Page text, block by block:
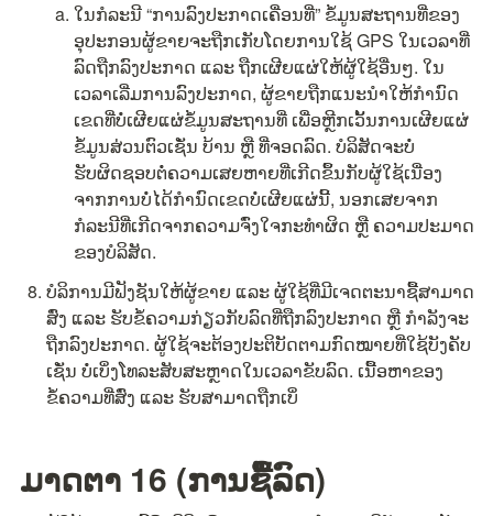
ໃນກໍລະນີ “ການລົງປະກາດເຄື່ອນທີ່” ຂໍ້ມູນສະຖານທີ່ຂອງ
ອຸປະກອນຜູ້ຂາຍຈະຖືກເກັບໂດຍການໃຊ້ GPS ໃນເວລາທີ່
ລົດຖືກລົງປະກາດ ແລະ ຖືກເຜີຍແຜ່ໃຫ້ຜູ້ໃຊ້ອື່ນໆ. ໃນ
ເວລາເລີ່ມການລົງປະກາດ, ຜູ້ຂາຍຖືກແນະນຳໃຫ້ກຳນົດ
ເຂດທີ່ບໍ່ເຜີຍແຜ່ຂໍ້ມູນສະຖານທີ່ ເພື່ອຫຼີກເວັ້ນການເຜີຍແຜ່
ຂໍ້ມູນສ່ວນຕົວເຊັ່ນ ບ້ານ ຫຼື ທີ່ຈອດລົດ. ບໍລິສັດຈະບໍ່
ຮັບຜິດຊອບຕໍ່ຄວາມເສຍຫາຍທີ່ເກີດຂຶ້ນກັບຜູ້ໃຊ້ເນື່ອງ
ຈາກການບໍ່ໄດ້ກຳນົດເຂດບໍ່ເຜີຍແຜ່ນີ້, ນອກເສຍຈາກ
ກໍລະນີທີ່ເກີດຈາກຄວາມຈົ່ງໃຈກະທຳຜິດ ຫຼື ຄວາມປະມາດ
ຂອງບໍລິສັດ.
ບໍລິການມີຟັງຊັນໃຫ້ຜູ້ຂາຍ ແລະ ຜູ້ໃຊ້ທີ່ມີເຈດຕະນາຊື້ສາມາດ
ສົ່ງ ແລະ ຮັບຂໍ້ຄວາມກ່ຽວກັບລົດທີ່ຖືກລົງປະກາດ ຫຼື ກຳລັງຈະ
ຖືກລົງປະກາດ. ຜູ້ໃຊ້ຈະຕ້ອງປະຕິບັດຕາມກົດໝາຍທີ່ໃຊ້ບັງຄັບ
ເຊັ່ນ ບໍ່ເບິ່ງໂທລະສັບສະຫຼາດໃນເວລາຂັບລົດ. ເນື້ອຫາຂອງ
ຂໍ້ຄວາມທີ່ສົ່ງ ແລະ ຮັບສາມາດຖືກເບິ່
ມາດຕາ 16 (ການຊື້ລົດ)